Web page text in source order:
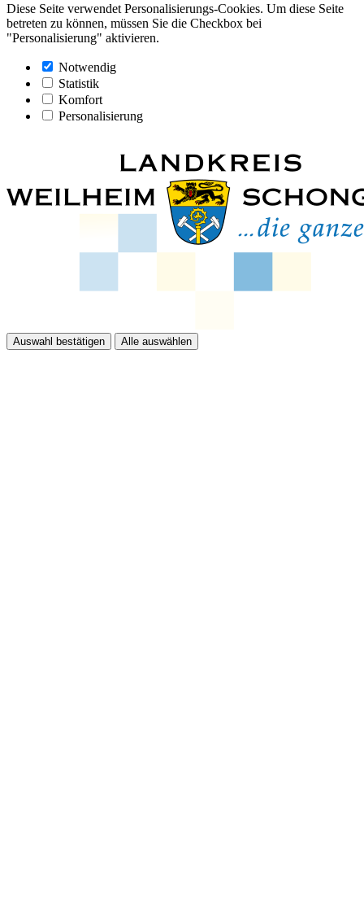
Diese Seite verwendet Personalisierungs-Cookies. Um diese Seite
betreten zu können, müssen Sie die Checkbox bei
"Personalisierung" aktivieren.
Notwendig
Statistik
Komfort
Personalisierung
Auswahl bestätigen Alle auswählen